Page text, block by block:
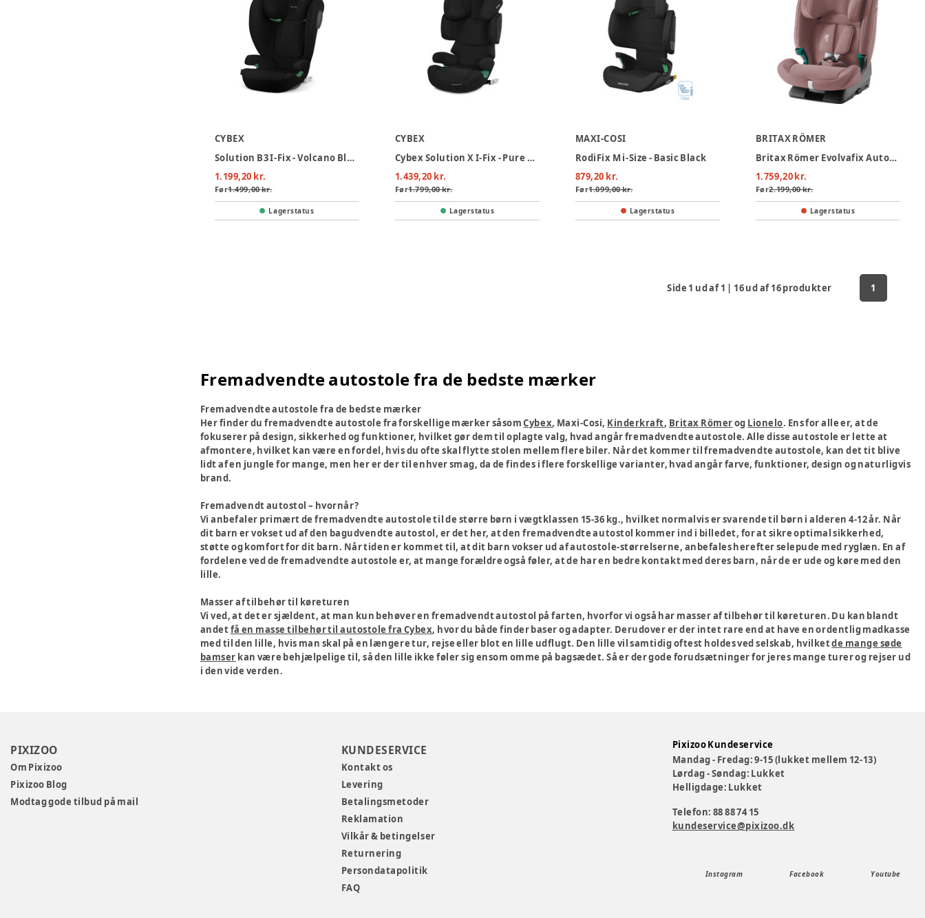
CYBEX
Solution B3 I-Fix - Volcano Black
1.199,20 kr.
Før1.499,00 kr.
Lagerstatus
CYBEX
Cybex Solution X I-Fix - Pure Black
1.439,20 kr.
Før1.799,00 kr.
Lagerstatus
MAXI-COSI
RodiFix M i-Size - Basic Black
879,20 kr.
Før1.099,00 kr.
Lagerstatus
BRITAX RÖMER
Britax Römer Evolvafix Autostol - Dusty Rose
1.759,20 kr.
Før2.199,00 kr.
Lagerstatus
Side 1 ud af1 | 16ud af16produkter 1
Fremadvendte autostole fra de bedste mærker
Fremadvendte autostole fra de bedste mærker
Her finder du fremadvendte autostole fra forskellige mærker såsomCybex, Maxi-Cosi, Kinderkraft, Britax Römerog Lionelo. Ens for alle er, at de
fokuserer på design, sikkerhed og funktioner, hvilket gør dem til oplagte valg, hvad angår fremadvendte autostole. Alle disse autostole er lette at
afmontere, hvilket kan være en fordel, hvis du ofte skal flytte stolen mellem flere biler. Når det kommer til fremadvendte autostole, kan det tit blive
lidt af en jungle for mange, men her er der til enhver smag, da de findes i flere forskellige varianter, hvad angår farve, funktioner, design og naturligvis
brand.
Fremadvendt autostol – hvornår?
Vi anbefaler primært de fremadvendte autostole til de større børn i vægtklassen 15-36 kg., hvilket normalvis er svarende til børn i alderen 4-12 år. Når
dit barn er vokset ud af den bagudvendte autostol, er det her, at den fremadvendte autostol kommer ind i billedet, for at sikre optimal sikkerhed,
støtte og komfort for dit barn. Når tiden er kommet til, at dit barn vokser ud af autostole-størrelserne, anbefales herefter selepude med ryglæn. En af
fordelene ved de fremadvendte autostole er, at mange forældre også føler, at de har en bedre kontakt med deres barn, når de er ude og køre med den
lille.
Masser af tilbehør til køreturen
Vi ved, at det er sjældent, at man kun behøver en fremadvendt autostol på farten, hvorfor vi også har masser af tilbehør til køreturen. Du kan blandt
andetfå en masse tilbehør til autostole fra Cybex, hvor du både finder baser og adapter. Derudover er der intet rare end at have en ordentlig madkasse
med til den lille, hvis man skal på en længere tur, rejse eller blot en lille udflugt. Den lille vil samtidig oftest holdes ved selskab, hvilketde mange søde
bamser kan være behjælpelige til, så den lille ikke føler sig ensom omme på bagsædet. Så er der gode forudsætninger for jeres mange turer og rejser ud
i den vide verden.
PIXIZOO
Om Pixizoo
Pixizoo Blog
Modtag gode tilbud på mail
KUNDESERVICE
Kontakt os
Levering
Betalingsmetoder
Reklamation
Vilkår & betingelser
Returnering
Persondatapolitik
FAQ
Pixizoo Kundeservice
Mandag - Fredag: 9-15 (lukket mellem 12-13)
Lørdag - Søndag: Lukket
Helligdage: Lukket
Telefon: 88 88 74 15
kundeservice@pixizoo.dk
Instagram Facebook Youtube